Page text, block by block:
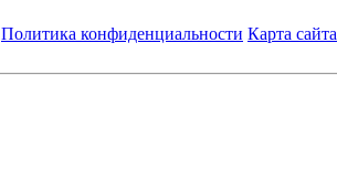
Политика конфиденциальности Карта сайта